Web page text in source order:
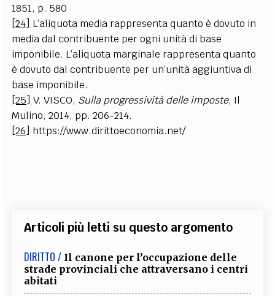
1851, p. 580
[24] L’aliquota media rappresenta quanto è dovuto in
media dal contribuente per ogni unità di base
imponibile. L’aliquota marginale rappresenta quanto
è dovuto dal contribuente per un’unità aggiuntiva di
base imponibile.
[25] V. VISCO, Sulla progressività delle imposte, Il
Mulino, 2014, pp. 206-214.
[26] https://www.dirittoeconomia.net/
Articoli più letti su questo argomento
DIRITTO / Il canone per l’occupazione delle
strade provinciali che attraversano i centri
abitati